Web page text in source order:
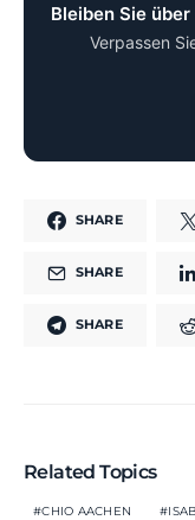
Bleiben Sie
Verpassen
SHARE
SHARE
SHARE
Related Topics
CHIO AACHEN